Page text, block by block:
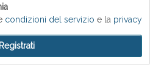
condizioni del servizio e la privacy